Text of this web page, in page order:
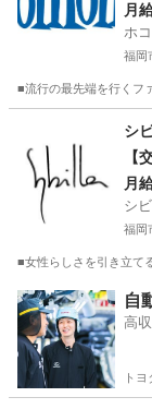
月
ホ
福岡
■流行の最先端を行くフ
シ
【
月
シ
福岡
■女性らしさを引き立て
福岡 福岡市 フ
自
高
ト